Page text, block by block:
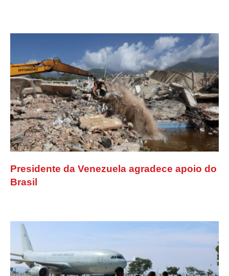
Presidente da Venezuela agradece apoio do
Brasil